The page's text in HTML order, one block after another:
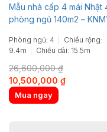
Mẫu nhà cấp 4 mái Nhật
phòng ngủ 140m2 –
Phòng ngủ: 4
Chiều rộng:
9.4m
Chiều dài: 15.5m
26,600,000₫
Original
price
was:
10,500,000 ₫Current
Mua ngay